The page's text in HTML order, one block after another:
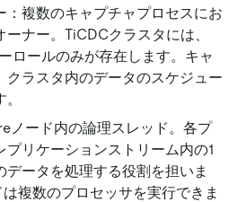
：複数のキャプチャプロセスにお
ナー。TiCDCクラスタには、
ロールのみが存在します。キャ
クラスタ内のデータのスケジュー
ノード内の論理スレッド。各プ
プリケーションストリーム内の1
データを処理する役割を担いま
複数のプロセッサを実行できま